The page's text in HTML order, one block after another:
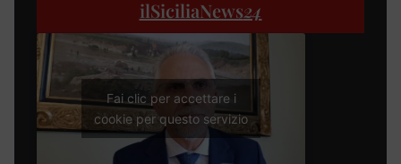
ilSiciliaNews24
Fai clic per accettare i
cookie per questo servizio